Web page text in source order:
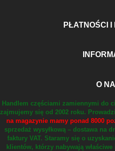
PŁATNOŚCI I
O
Handlem częściami zamiennymi do
zajmujemy się od 2002 roku.
na magazynie mamy ponad 8000
sprzedaż wysyłkową – dostawa na
faktury VAT. Staramy się o
klientów, którzy nabywają